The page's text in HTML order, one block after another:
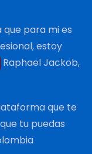
para mi es
estoy
Raphael Jackob,
que te
tu puedas